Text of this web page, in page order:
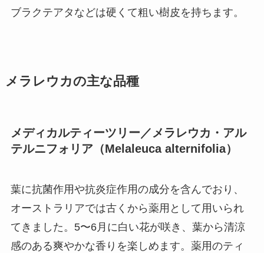
ブラクテアタなどは硬くて粗い樹皮を持ちます。
メラレウカの主な品種
メディカルティーツリー／メラレウカ・アル
テルニフォリア（Melaleuca alternifolia）
葉に抗菌作用や抗炎症作用の成分を含んでおり、
オーストラリアでは古くから薬用として用いられ
てきました。5〜6月に白い花が咲き、葉から清涼
感のある爽やかな香りを楽しめます。薬用のティ